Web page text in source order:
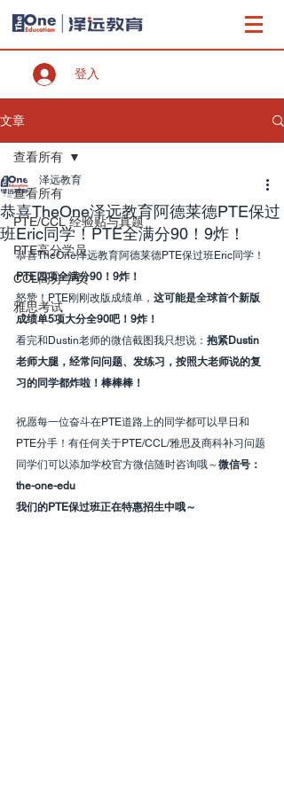
登入
文章
查看所有
PTE/CCL 经验贴与真题
PTE高分学员
CCL高分学员
雅思考试
查看所有
恭喜TheOne泽远教育阿德莱德PTE保过
班Eric同学！PTE全满分90！9炸！
泽远教育
恭喜TheOne泽远教育阿德莱德PTE保过班Eric同学！
PTE四项全满分90！9炸！
怒赞！PTE刚刚改版成绩单， 这可能是全球首个新版
成绩单5项大分全90吧！9炸！
看完和Dustin老师的微信截图我只想说： 抱紧Dustin
老师大腿，经常问问题、发练习，按照大老师说的复
习的同学都炸啦！棒棒棒！
祝愿每一位奋斗在PTE道路上的同学都可以早日和
PTE分手！有任何关于PTE/CCL/雅思及商科补习问题
同学们可以添加学校官方微信随时咨询哦～微信号：
the-one-edu
我们的PTE保过班正在特惠招生中哦～